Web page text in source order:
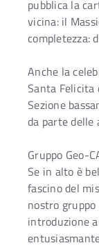
pubblica la
vicina: il
completezza:
Anche la
Santa Felicita
Sezione
da parte
Gruppo Geo-
Se in alto è
fascino del
nostro gruppo
introduzione